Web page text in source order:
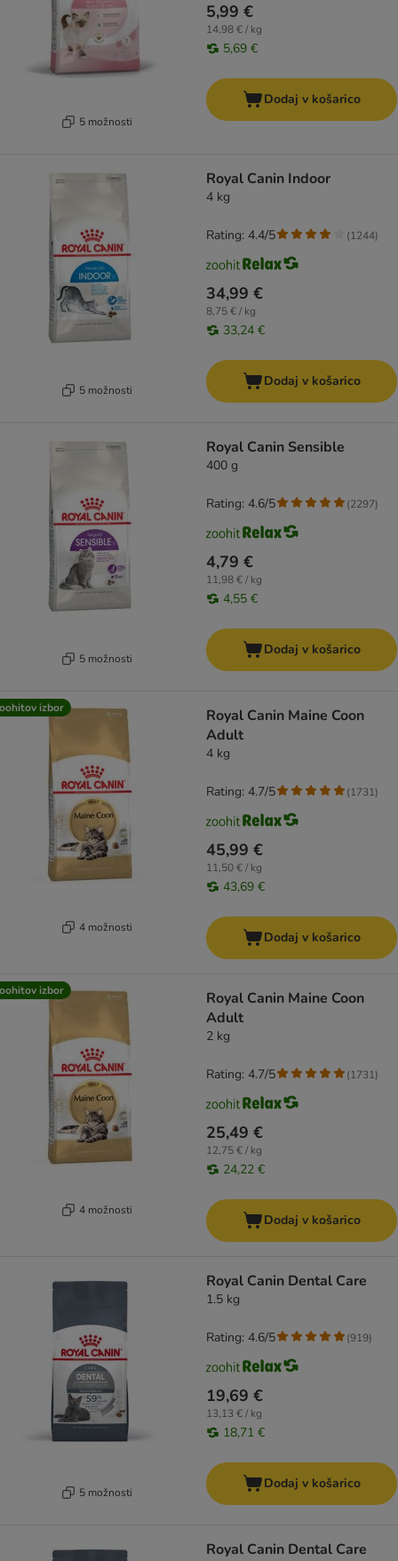
5 možnosti
5,99 €
14,98 € / kg
5,69 €
Dodaj v košarico
5 možnosti
Royal Canin Indoor
4 kg
34,99 €
8,75 € / kg
33,24 €
Rating: 4.4/5 (1244)
Dodaj v košarico
5 možnosti
Royal Canin Sensible
400 g
4,79 €
11,98 € / kg
4,55 €
Rating: 4.6/5 (2297)
Dodaj v košarico
izbor
4 možnosti
Royal Canin Maine Coon
Adult
4 kg
45,99 €
11,50 € / kg
43,69 €
Rating: 4.7/5 (1731)
Dodaj v košarico
izbor
4 možnosti
Royal Canin Maine Coon
Adult
2 kg
25,49 €
12,75 € / kg
24,22 €
Rating: 4.7/5 (1731)
Dodaj v košarico
5 možnosti
Royal Canin Dental Care
1.5 kg
19,69 €
13,13 € / kg
18,71 €
Rating: 4.6/5 (919)
Dodaj v košarico
Royal Canin Dental Care